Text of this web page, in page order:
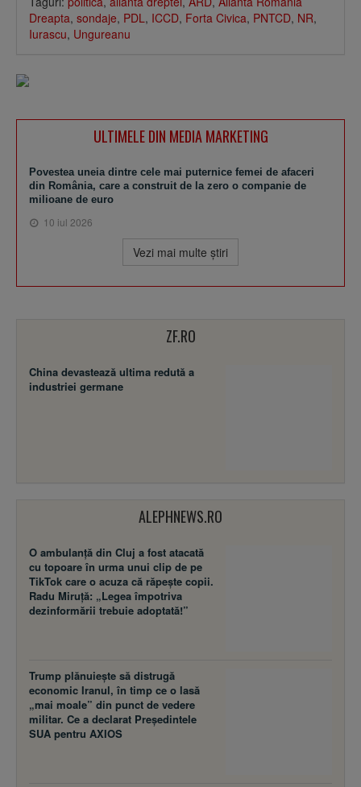
Dreapta, sondaje, PDL , ICCD, Forta Civica, PNTCD, NR,
Iurascu, Ungureanu
ULTIMELE DIN MEDIA MARKETING
Povestea uneia dintre cele mai puternice femei de afaceri
din România, care a construit de la zero o companie de
milioane de euro
10 iul 2026
Vezi mai multe ştiri
ZF.RO
China devastează ultima redută a
industriei germane
ALEPHNEWS.RO
O ambulanță din Cluj a fost atacată
cu topoare în urma unui clip de pe
TikTok care o acuza că răpește copii.
Radu Miruță: „Legea împotriva
dezinformării trebuie adoptată!”
Trump plănuiește să distrugă
economic Iranul, în timp ce o lasă
„mai moale” din punct de vedere
militar. Ce a declarat Președintele
SUA pentru AXIOS